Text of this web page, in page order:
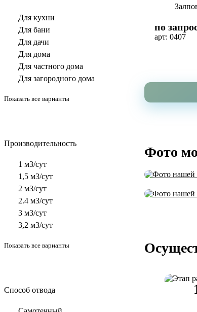
Для кухни
Для бани
Для дачи
Для дома
Для частного дома
Для загородного дома
Показать все варианты
Производительность
1 м3/сут
1,5 м3/сут
2 м3/сут
2.4 м3/сут
3 м3/сут
3,2 м3/сут
Показать все варианты
Способ отвода
по
арт: 0407
Фото